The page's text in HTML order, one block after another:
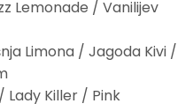
Lemonade / Vanilijev
Limona / Jagoda Kivi /
Lady Killer / Pink